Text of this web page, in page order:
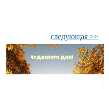
следующая >>